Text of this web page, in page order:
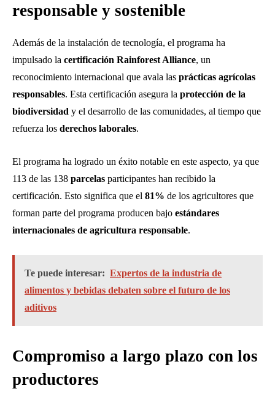
responsable y sostenible
Además de la instalación de tecnología, el programa ha
impulsado la certificación Rainforest Alliance, un
reconocimiento internacional que avala las prácticas agrícolas
responsables. Esta certificación asegura la protección de la
biodiversidad y el desarrollo de las comunidades, al tiempo que
refuerza los derechos laborales.
El programa ha logrado un éxito notable en este aspecto, ya que
113 de las 138 parcelas participantes han recibido la
certificación. Esto significa que el 81% de los agricultores que
forman parte del programa producen bajo estándares
internacionales de agricultura responsable.
Te puede interesar: Expertos de la industria de
alimentos y bebidas debaten sobre el futuro de los
aditivos
Compromiso a largo plazo con los
productores